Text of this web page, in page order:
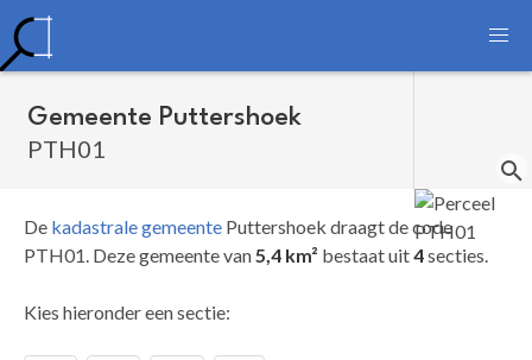
Gemeente Puttershoek
PTH01
De kadastrale gemeente Puttershoek draagt de code
PTH01. Deze gemeente van5,4 km² bestaat uit4secties.
Kies hieronder een sectie: